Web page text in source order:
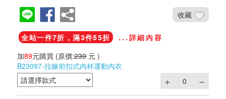
收藏
全站一件7折，滿3件55折
...詳細內容
加89元購買 (原價:239 元 )
B23097-拉鍊前扣式內杯運動內衣